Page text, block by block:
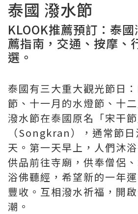
泰國 潑水節
KLOOK推薦預訂： 泰
薦指南 ，交通、按摩、
選。
泰國有三大重大觀光節日
節、十一月的水燈節、十
潑水節在泰國原名「宋干節
（Songkran），通常節
天。第一天早上，人們沐
供品前往寺廟，供奉僧侶
浴佛聽經，希望新的一年
豐收。互相潑水祈福，開
潮。